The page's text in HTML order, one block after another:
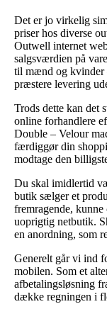
Det er jo virkelig
priser hos diverse
Outwell internet
salgsværdien på
til mænd og kvinder
præstere levering
Trods dette kan det
online forhandlere
Double – Velour
færdiggør din
modtage den
Du skal imidlertid
butik sælger et
fremragende,
uoprigtig netbutik.
en anordning, som
Generelt går vi ind
mobilen. Som et
afbetalingsløsning
dække regningen i